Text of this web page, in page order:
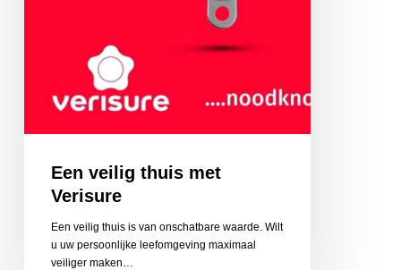
Een veilig thuis met
Verisure
Een veilig thuis is van onschatbare waarde. Wilt
u uw persoonlijke leefomgeving maximaal
veiliger maken…